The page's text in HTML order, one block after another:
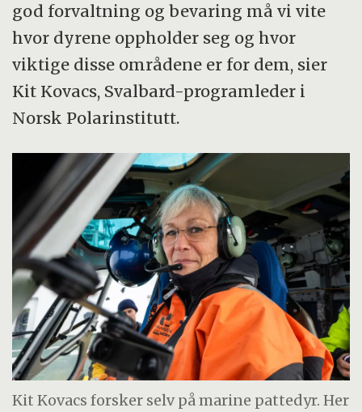
god forvaltning og bevaring må vi vite
hvor dyrene oppholder seg og hvor
viktige disse områdene er for dem, sier
Kit Kovacs, Svalbard-programleder i
Norsk Polarinstitutt.
Kit Kovacs forsker selv på marine pattedyr. Her